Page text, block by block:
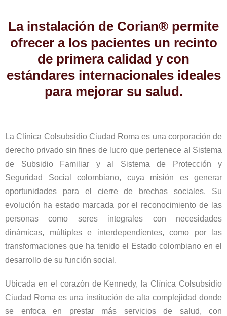
La instalación de Corian® permite
ofrecer a los pacientes un recinto
de primera calidad y con
estándares internacionales ideales
para mejorar su salud.
La Clínica Colsubsidio Ciudad Roma es una corporación de
derecho privado sin fines de lucro que pertenece al Sistema
de Subsidio Familiar y al Sistema de Protección y
Seguridad Social colombiano, cuya misión es generar
oportunidades para el cierre de brechas sociales. Su
evolución ha estado marcada por el reconocimiento de las
personas como seres integrales con necesidades
dinámicas, múltiples e interdependientes, como por las
transformaciones que ha tenido el Estado colombiano en el
desarrollo de su función social.
Ubicada en el corazón de Kennedy, la Clínica Colsubsidio
Ciudad Roma es una institución de alta complejidad donde
se enfoca en prestar más servicios de salud, con